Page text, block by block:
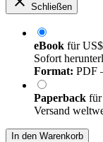
Schließen
eBook für
Sofort
Format: PDF
Paperback für
Versand
In den Warenkorb